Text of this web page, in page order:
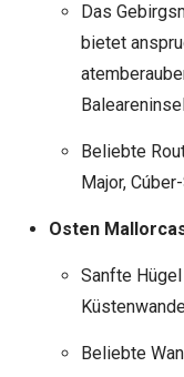
Das
bietet
Beliebte
Major,
Osten
Sanfte
Beliebte